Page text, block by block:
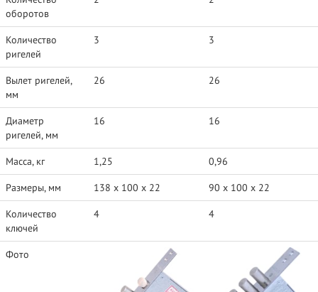
оборотов
Количество
ригелей
3 3
Вылет ригелей,
мм
26 26
Диаметр
ригелей, мм
16 16
Масса, кг 1,25 0,96
Размеры, мм 138 x 100 x 22 90 x 100 x 22
Количество
ключей
4 4
Фото